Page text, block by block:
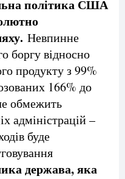
політика США
Невпинне
боргу відносно
продукту з 99%
166% до
обмежить
адміністрацій –
буде
держава, яка